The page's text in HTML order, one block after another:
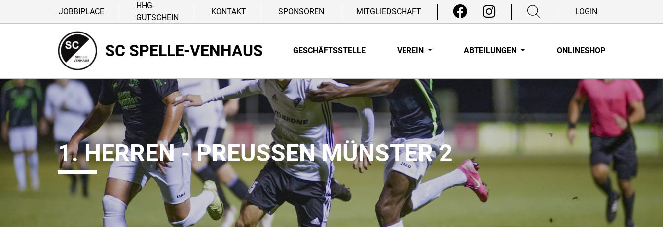
JOBBIPLACE
HHG-
GUTSCHEIN
KONTAKT SPONSOREN MITGLIEDSCHAFT LOGIN
SC SPELLE-VENHAUS GESCHÄFTSSTELLE VEREIN ABTEILUNGEN ONLINESHOP
1. HERREN - PREUSSEN MÜNSTER 2